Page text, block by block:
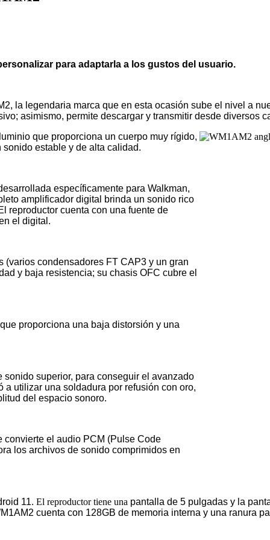
para adaptarla a los gustos del usuario.
la legendaria marca que en esta ocasión sube el nivel a
asimismo, permite descargar y transmitir desde diversos
que proporciona un cuerpo muy rígido,
estable y de alta calidad.
específicamente para Walkman,
amplificador digital brinda un sonido rico
reproductor cuenta con una fuente de
el digital.
(varios condensadores FT CAP3 y un gran
y baja resistencia; su chasis OFC cubre el
proporciona una baja distorsión y una
superior, para conseguir el avanzado
utilizar una soldadura por refusión con oro,
del espacio sonoro.
convierte el audio PCM (Pulse Code
los archivos de sonido comprimidos en
11. El reproductor tiene una pantalla de 5 pulgadas y la
cuenta con 128GB de memoria interna y una ranura